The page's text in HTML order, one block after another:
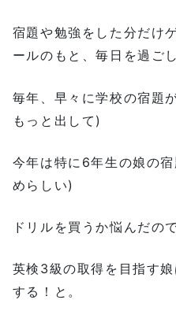
宿題や勉強をした分だけ
ールのもと、毎日を過ご
毎年、早々に学校の宿題
もっと出して)
今年は特に6年生の娘の
めらしい)
ドリルを買うか悩んだの
英検3級の取得を目指す
する！と。